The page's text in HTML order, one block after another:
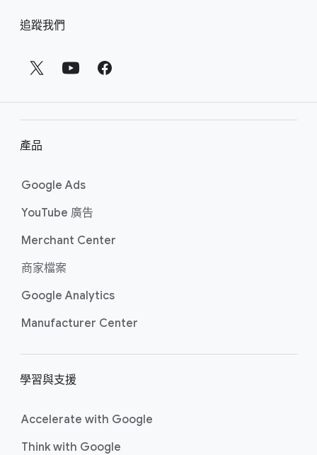
追蹤​我們
產品
Google Ads
YouTube 廣告
Merchant Center
商​家​檔案
Google Analytics
Manufacturer Center
學習​與​支援
Accelerate wit​h Google
Think wit​h Google